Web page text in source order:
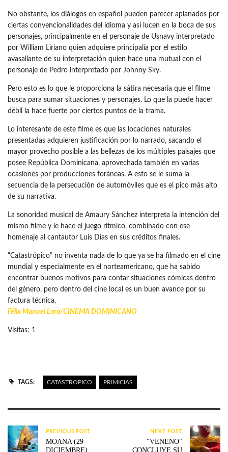
No obstante, los diálogos en español pueden parecer aplanados por
ciertas convencionalidades del idioma y así lucen en la boca de sus
personajes, principalmente en el personaje de Usnavy interpretado
por William Liriano quien adquiere principalía por el estilo
avasallante de su interpretación quien hace una mutual con el
personaje de Pedro interpretado por Johnny Sky.
Pero esto es lo que le proporciona la sátira necesaria que el filme
busca para sumar situaciones y personajes. Lo que la puede hacer
débil la hace fuerte por ciertos puntos de la trama.
Lo interesante de este filme es que las locaciones naturales
presentadas adquieren justificación por lo narrado, sacando el
mayor provecho posible a las bellezas de los múltiples paisajes que
posee República Dominicana, aprovechada también en varias
ocasiones por producciones foráneas. A esto se le suma la
secuencia de la persecución de automóviles que es el pico más alto
de su narrativa.
La sonoridad musical de Amaury Sánchez interpreta la intención del
mismo filme y le hace el juego rítmico, combinado con ese
homenaje al cantautor Luís Días en sus créditos finales.
“Catastrópico” no inventa nada de lo que ya se ha filmado en el cine
mundial y especialmente en el norteamericano, que ha sabido
encontrar buenos motivos para contar situaciones cómicas dentro
del género, pero dentro del cine local es un buen avance por su
factura técnica.
Félix Manuel Lora/CINEMA DOMINICANO
Visitas: 1
TAGS: CATASTROPICO PRIMICIAS
PREVIOUS POST
MOANA (29
DICIEMBRE)
NEXT POST
"VENENO"
CONCLUYE SU